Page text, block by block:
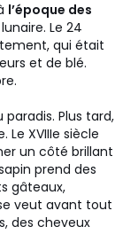
l’époque des
Le 24
qui était
et de blé.
Plus tard,
XVIIIe siècle
un côté brillant
prend des
gâteaux,
veut avant tout
des cheveux